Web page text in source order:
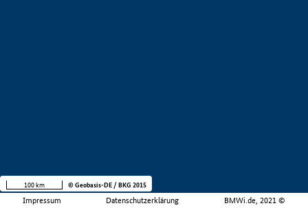
Impressum Datenschutzerklärung BMWi.de, 2021 ©
100 km © Geobasis-DE / BKG 2015